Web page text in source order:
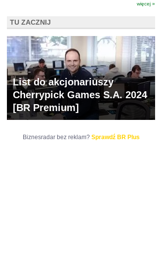
więcej »
TU ZACZNIJ
List do akcjonariuszy
Cherrypick Games S.A. 2024
[BR Premium]
Biznesradar bez reklam? Sprawdź BR Plus